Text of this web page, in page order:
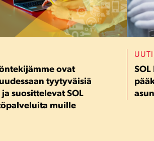
ovat
tyytyväisiä
suosittelevat SOL
muille